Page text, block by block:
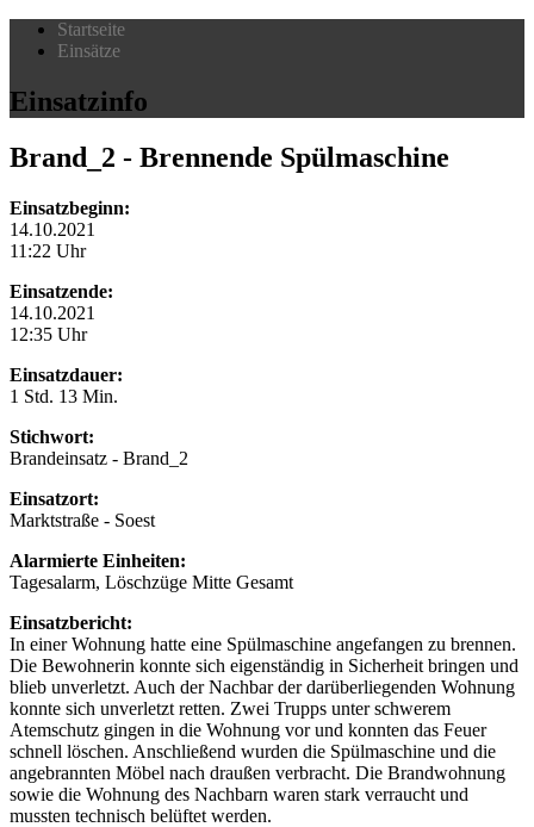
Startseite
Einsätze
Einsatzinfo
Brand_2 - Brennende Spülmaschine
Einsatzbeginn:
14.10.2021
11:22 Uhr
Einsatzende:
14.10.2021
12:35 Uhr
Einsatzdauer:
1 Std. 13 Min.
Stichwort:
Brandeinsatz - Brand_2
Einsatzort:
Marktstraße - Soest
Alarmierte Einheiten:
Tagesalarm, Löschzüge Mitte Gesamt
Einsatzbericht:
In einer Wohnung hatte eine Spülmaschine angefangen zu brennen.
Die Bewohnerin konnte sich eigenständig in Sicherheit bringen und
blieb unverletzt. Auch der Nachbar der darüberliegenden Wohnung
konnte sich unverletzt retten. Zwei Trupps unter schwerem
Atemschutz gingen in die Wohnung vor und konnten das Feuer
schnell löschen. Anschließend wurden die Spülmaschine und die
angebrannten Möbel nach draußen verbracht. Die Brandwohnung
sowie die Wohnung des Nachbarn waren stark verraucht und
mussten technisch belüftet werden.